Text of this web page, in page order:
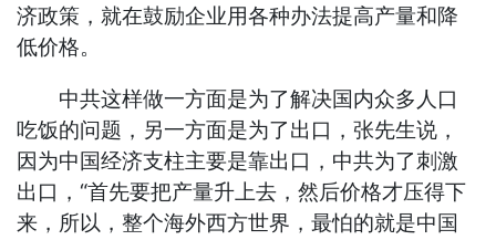
济政策，就在鼓励企业用各种办法提高产量和降
低价格。
中共这样做一方面是为了解决国内众多人口
吃饭的问题，另一方面是为了出口，张先生说，
因为中国经济支柱主要是靠出口，中共为了刺激
出口，“首先要把产量升上去，然后价格才压得下
来，所以，整个海外西方世界，最怕的就是中国